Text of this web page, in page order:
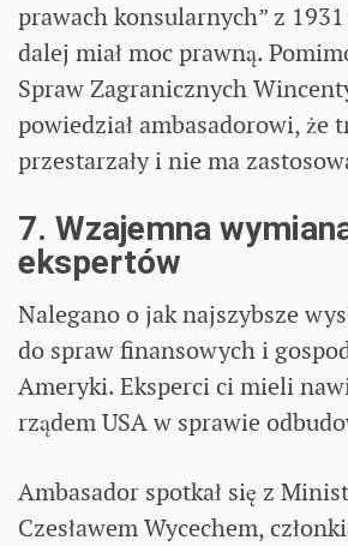
prawach konsularnych” z
dalej miał moc prawną.
Spraw Zagranicznych
powiedział ambasadorowi, że
przestarzały i nie ma
7. Wzajemna
ekspertów
Nalegano o jak najszybsze
do spraw finansowych i
Ameryki. Eksperci ci mieli
rządem USA w sprawie
Ambasador spotkał się z
Czesławem Wycechem,